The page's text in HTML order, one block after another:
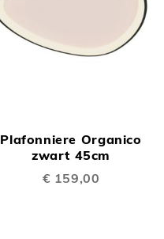
Plafonniere Organico
zwart 45cm
€ 159,00